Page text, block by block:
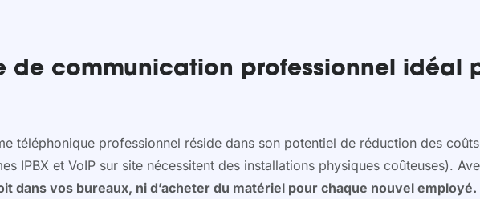
de communication professionnel idéal
téléphonique professionnel réside dans son potentiel de réduction des
IPBX et VoIP sur site nécessitent des installations physiques coûteuses).
dans vos bureaux, ni d’acheter du matériel pour chaque nouvel employé.